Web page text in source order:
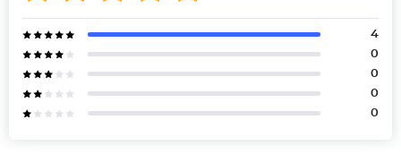
4
0
0
0
0